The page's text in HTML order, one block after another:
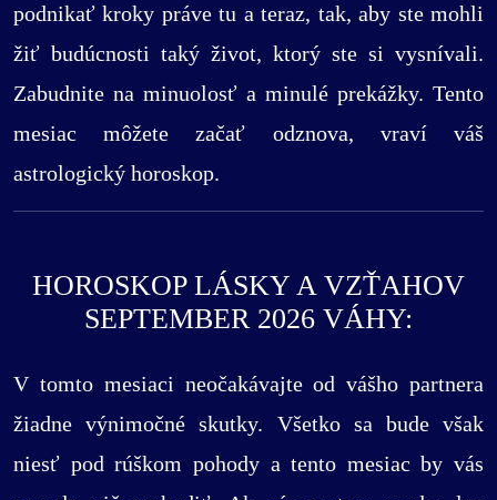
podnikať kroky práve tu a teraz, tak, aby ste mohli
žiť budúcnosti taký život, ktorý ste si vysnívali.
Zabudnite na minuolosť a minulé prekážky. Tento
mesiac môžete začať odznova, vraví váš
astrologický horoskop.
HOROSKOP LÁSKY A VZŤAHOV
SEPTEMBER 2026 VÁHY:
V tomto mesiaci neočakávajte od vášho partnera
žiadne výnimočné skutky. Všetko sa bude však
niesť pod rúškom pohody a tento mesiac by vás